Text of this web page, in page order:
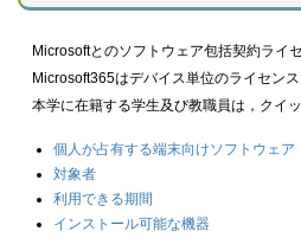
Microsoftとのソフトウェア包括契約ライ
Microsoft365はデバイス単位のライセン
本学に在籍する学生及び教職員は，クイ
個人が占有する端末向けソフトウェア
対象者
利用できる期間
インストール可能な機器